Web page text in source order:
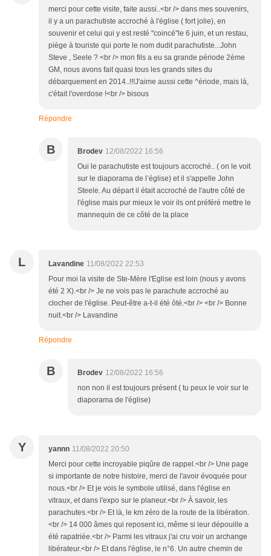
merci pour cette visite, faite aussi..<br /> dans mes souvenirs,
il y a un parachutiste accroché à l'église ( fort jolie), en
souvenir et celui qui y est resté "coincé"le 6 juin, et un restau,
piège à touriste qui porte le nom dudit parachutiste...John
Steve , Seele ? <br /> mon fils a eu sa grande période 2ème
GM, nous avons fait quasi tous les grands sites du
débarquement en 2014..!!!J'aime aussi cette ^ériode, mais là,
c'était l'overdose !<br /> bisous
Répondre
B Brodev 12/08/2022 16:56
Oui le parachutiste est toujours accroché.. ( on le voit
sur le diaporama de l’église) et il s'appelle John
Steele. Au départ il était accroché de l'autre côté de
l'église mais pur mieux le voir ils ont préféré mettre le
mannequin de ce côté de la place
L Lavandine 11/08/2022 22:53
Pour moi la visite de Ste-Mère l'Eglise est loin (nous y avons
été 2 X).<br /> Je ne vois pas le parachute accroché au
clocher de l'église. Peut-être a-t-il été ôté.<br /> <br /> Bonne
nuit.<br /> Lavandine
Répondre
B Brodev 12/08/2022 16:56
non non il est toujours présent ( tu peux le voir sur le
diaporama de l'église)
Y yannn 11/08/2022 20:50
Merci pour cette incroyable piqûre de rappel.<br /> Une page
si importante de notre histoire, merci de l'avoir évoquée pour
nous.<br /> Et je vois le symbole utilisé, dans l'église en
vitraux, et dans l'expo sur le planeur.<br /> À savoir, les
parachutes.<br /> Et là, le km zéro de la route de la libération.
<br /> 14 000 âmes qui reposent ici, même si leur dépouille a
été rapatriée.<br /> Parmi les vitraux j'ai cru voir un archange
libérateur.<br /> Et dans l'église, le n°6. Un autre chemin de